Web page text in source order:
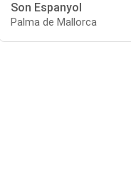
Son Espanyol
Palma de Mallorca